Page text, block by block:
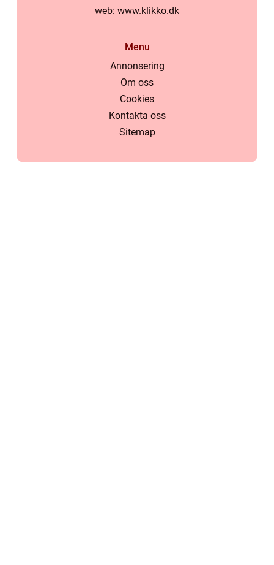
web: www.klikko.dk
Menu
Annonsering
Om oss
Cookies
Kontakta oss
Sitemap